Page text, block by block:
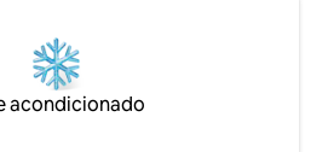
acondicionado